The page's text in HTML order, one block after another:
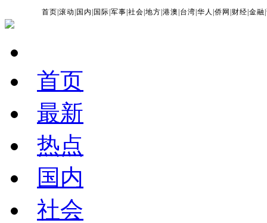
首页 |滚动 国内 国际 |军事 |社会 |地方 |港澳 台湾 |华人 |侨网 财经 |金融 |
首页
最新
热点
国内
社会